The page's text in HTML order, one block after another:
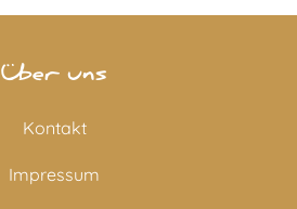
Über uns
Kontakt
Impressum